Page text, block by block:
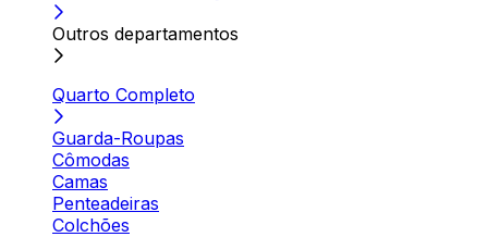
Outros departamentos
Quarto Completo
Guarda-Roupas
Cômodas
Camas
Penteadeiras
Colchões